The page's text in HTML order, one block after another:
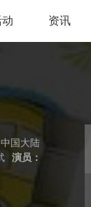
资讯
中国大陆
演员：